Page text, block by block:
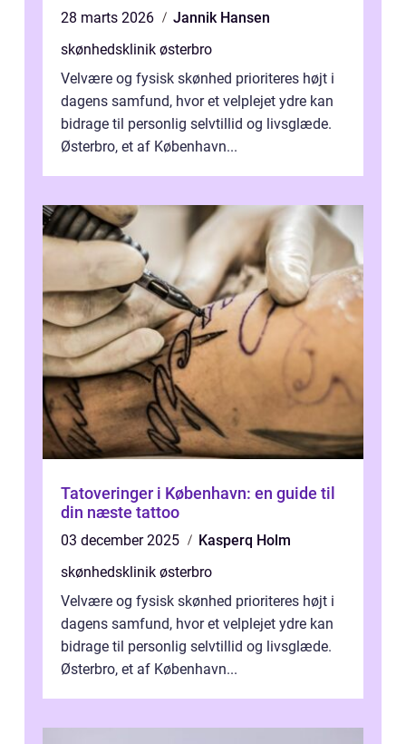
28 marts 2026
Jannik Hansen
skønhedsklinik østerbro
Velvære og fysisk skønhed prioriteres højt i
dagens samfund, hvor et velplejet ydre kan
bidrage til personlig selvtillid og livsglæde.
Østerbro, et af København...
Tatoveringer i København: en guide til
din næste tattoo
03 december 2025
Kasperq Holm
skønhedsklinik østerbro
Velvære og fysisk skønhed prioriteres højt i
dagens samfund, hvor et velplejet ydre kan
bidrage til personlig selvtillid og livsglæde.
Østerbro, et af København...